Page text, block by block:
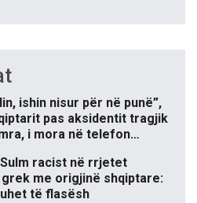
ishin nisur për në punë”,
pas aksidentit tragjik
i mora në telefon…
Sulm racist në rrjetet
me origjinë shqiptare:
të flasësh